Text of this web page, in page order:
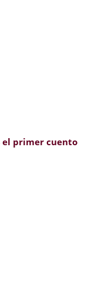
el primer cuento